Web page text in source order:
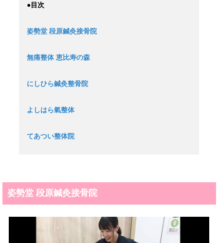
●目次
姿勢堂 段原鍼灸接骨院
無痛整体 恵比寿の森
にしひら鍼灸整骨院
よしはら氣整体
てあつい整体院
姿勢堂 段原鍼灸接骨院